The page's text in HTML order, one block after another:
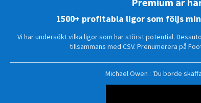
Premium är
1500+ profitabla ligor som följs
Vi har undersökt vilka ligor som har störst potential.
tillsammans med CSV. Prenumerera på
Michael Owen : 'Du borde